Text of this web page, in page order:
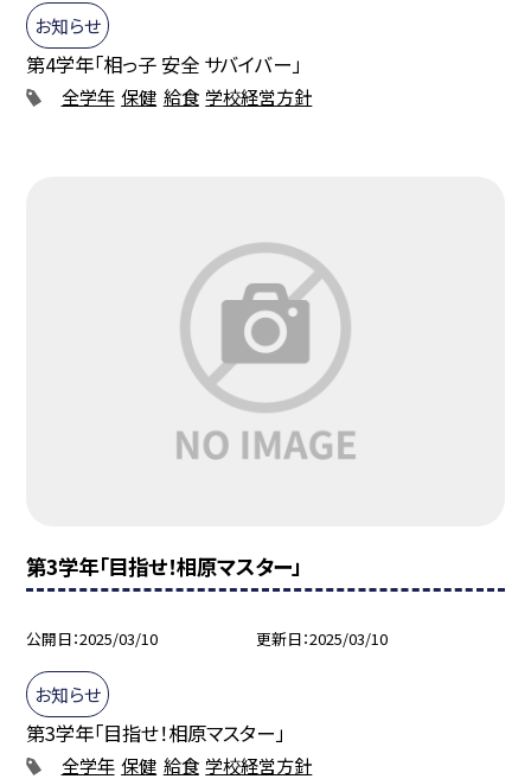
お知らせ
第4学年「相っ子 安全 サバイバー」
全学年 保健 給食 学校経営方針
第3学年「目指せ！相原マスター」
公開日 2025/03/10 更新日 2025/03/10
お知らせ
第3学年「目指せ！相原マスター」
全学年 保健 給食 学校経営方針